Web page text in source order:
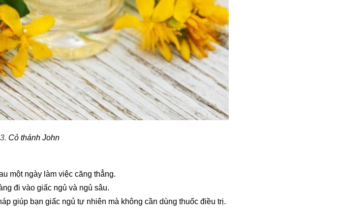
Cỏ thánh John
một ngày làm việc căng thẳng.
đi vào giấc ngủ và ngủ sâu.
giúp bạn giấc ngủ tự nhiên mà không cần dùng thuốc điều trị.